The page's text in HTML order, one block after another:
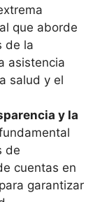
que aborde
de la
asistencia
salud y el
y la
de
cuentas en
garantizar